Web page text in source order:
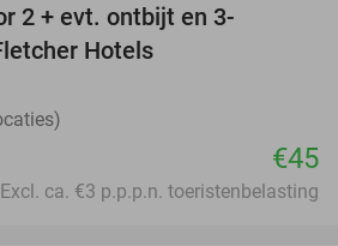
2 + evt. ontbijt en 3-
Hotels
€45
Excl. ca. €3 p.p.p.n. toeristenbelasting